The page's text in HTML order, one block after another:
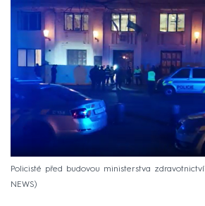
Policisté před budovou ministerstva zdravotnictví
NEWS